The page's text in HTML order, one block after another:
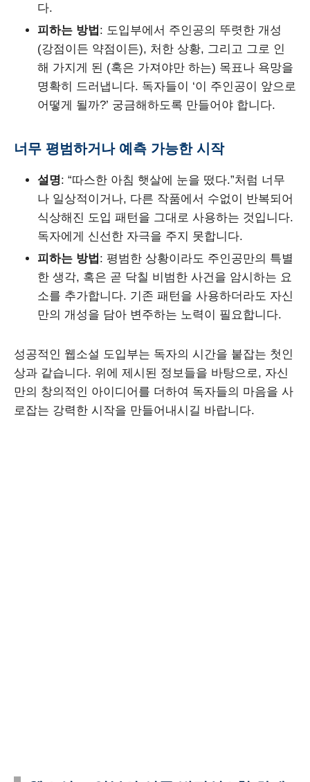
다.
피하는 방법 : 도입부에서 주인공의 뚜렷한 개성
(강점이든 약점이든), 처한 상황, 그리고 그로 인
해 가지게 된 (혹은 가져야만 하는) 목표나 욕망을
명확히 드러냅니다. 독자들이 ‘이 주인공이 앞으로
어떻게 될까?’ 궁금해하도록 만들어야 합니다.
너무 평범하거나 예측 가능한 시작
설명: “따스한 아침 햇살에 눈을 떴다.”처럼 너무
나 일상적이거나, 다른 작품에서 수없이 반복되어
식상해진 도입 패턴을 그대로 사용하는 것입니다.
독자에게 신선한 자극을 주지 못합니다.
피하는 방법 : 평범한 상황이라도 주인공만의 특별
한 생각, 혹은 곧 닥칠 비범한 사건을 암시하는 요
소를 추가합니다. 기존 패턴을 사용하더라도 자신
만의 개성을 담아 변주하는 노력이 필요합니다.
성공적인 웹소설 도입부는 독자의 시간을 붙잡는 첫인
상과 같습니다. 위에 제시된 정보들을 바탕으로, 자신
만의 창의적인 아이디어를 더하여 독자들의 마음을 사
로잡는 강력한 시작을 만들어내시길 바랍니다.